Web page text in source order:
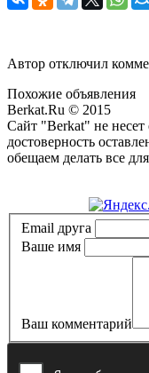
Автор отключил
Похожие объявления
Berkat.Ru © 2015
Сайт "Berkat" не несет
достоверность
обещаем делать все
Email друга
Ваше имя
Ваш комментарий